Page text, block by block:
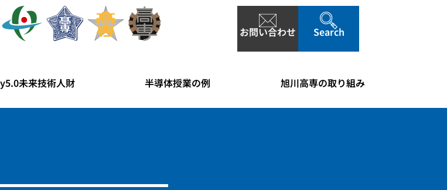
お問い合わせ Search
未来技術人財 半導体授業の例 旭川高専の取り組み